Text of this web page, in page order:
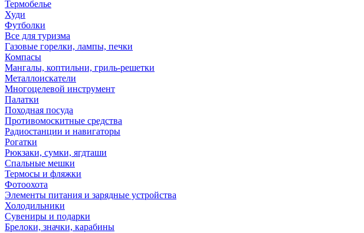
Термобелье
Худи
Футболки
Все для туризма
Газовые горелки, лампы, печки
Компасы
Мангалы, коптильни, гриль-решетки
Металлоискатели
Многоцелевой инструмент
Палатки
Походная посуда
Противомоскитные средства
Радиостанции и навигаторы
Рогатки
Рюкзаки, сумки, ягдташи
Спальные мешки
Термосы и фляжки
Фотоохота
Элементы питания и зарядные устройства
Холодильники
Сувениры и подарки
Брелоки, значки, карабины